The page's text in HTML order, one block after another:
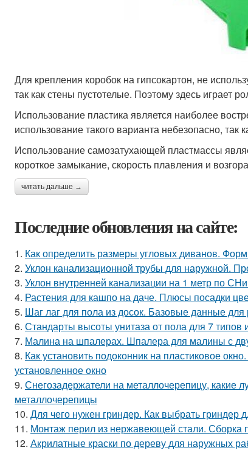
Для крепления коробок на гипсокартон, не
так как стены пустотелые. Поэтому здесь играет
Использование пластика является наиболее
использование такого варианта небезопасно, так
Использование самозатухающей пластмассы
короткое замыкание, скорость плавления и
читать дальше →
Последние обновления на сайте:
1. Как определить размеры угловых диванов.
2. Уклон канализационной трубы для наружной.
3. Уклон внутренней канализации на 1 метр по
4. Растения для кашпо на даче. Плюсы посадки
5. Шаг лаг для пола из досок. Базовые данные для
6. Стандарты высоты унитаза от пола для 7
7. Малина на шпалерах. Шпалера для малины с
8. Как установить подоконник на пластиковое
установленное окно
9. Снегозадержатели на металлочерепицу, какие
металлочерепицы
10. Для чего нужен гриндер. Как выбрать гриндер
11. Монтаж перил из нержавеющей стали. Сборка
12. Акрилатные краски по дереву для наружных